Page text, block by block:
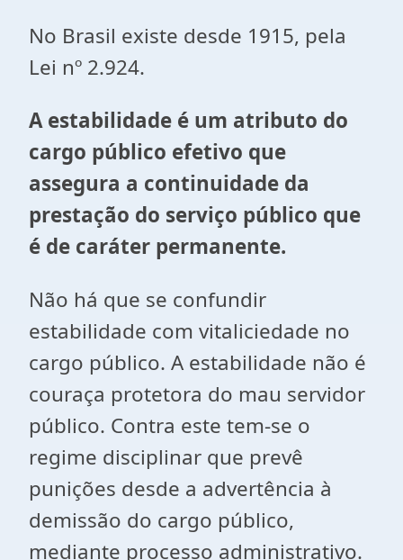
No Brasil existe desde 1915, pela
Lei nº 2.924.
A estabilidade é um atributo do
cargo público efetivo que
assegura a continuidade da
prestação do serviço público que
é de caráter permanente.
Não há que se confundir
estabilidade com vitaliciedade no
cargo público. A estabilidade não é
couraça protetora do mau servidor
público. Contra este tem-se o
regime disciplinar que prevê
punições desde a advertência à
demissão do cargo público,
mediante processo administrativo.